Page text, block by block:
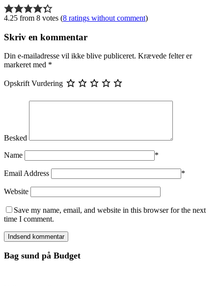
4.25 from 8 votes (8 ratings without comment)
Skriv en kommentar
Din e-mailadresse vil ikke blive publiceret. Krævede felter er
markeret med *
Opskrift Vurdering
Besked
Name *
Email Address *
Website
Save my name, email, and website in this browser for the next
time I comment.
Bag sund på Budget